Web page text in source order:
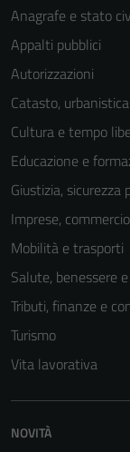
Anagrafe e stato
Appalti pubblici
Autorizzazioni
Catasto,
Cultura e tempo
Educazione e
Giustizia, sicurezza
Imprese,
Mobilità e trasporti
Salute, benessere
Tributi, finanze e
Turismo
Vita lavorativa
NOVITÀ